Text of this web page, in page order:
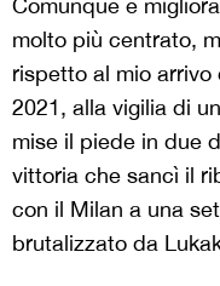
molto più centrato,
rispetto al mio
2021, alla vigilia di un
mise il piede in due
vittoria che sancì il
con il Milan a una
brutalizzato da